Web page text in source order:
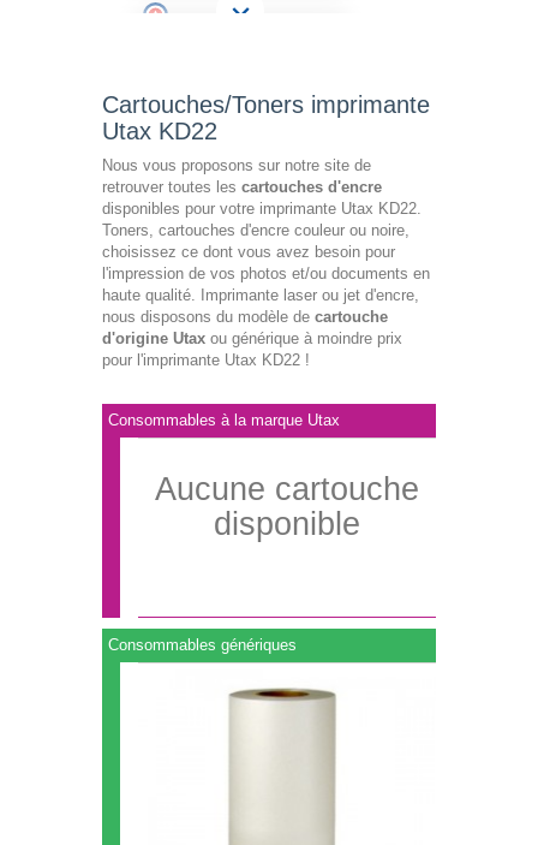
Cartouches/Toners imprimante
Utax KD22
Nous vous proposons sur notre site de
retrouver toutes les cartouches d'encre
disponibles pour votre imprimante Utax KD22.
Toners, cartouches d'encre couleur ou noire,
choisissez ce dont vous avez besoin pour
l'impression de vos photos et/ou documents en
haute qualité. Imprimante laser ou jet d'encre,
nous disposons du modèle de cartouche
d'origine Utax ou générique à moindre prix
pour l'imprimante Utax KD22 !
Consommables à la marque Utax
Aucune cartouche
disponible
Consommables génériques